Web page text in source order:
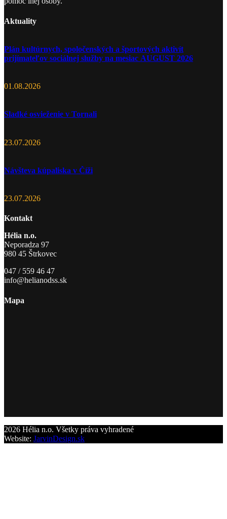
Aktuality
Plán kultúrnych, spoločenských a športových aktivít
prijímateľov sociálnej služby na mesiac AUGUST 2026
01.08.2026
Sladké osvieženie v Tornali
23.07.2026
Návšteva kúpaliska v Číži
23.07.2026
Kontakt
Hélia n.o.
Neporadza 97
980 45 Štrkovec
047 / 559 46 47
info@helianodss.sk
Mapa
2026 Hélia n.o. Všetky práva vyhradené
Website: JarvinDesign.sk